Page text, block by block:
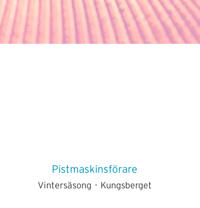
Pistmaskinsförare
Vintersäsong · Kungsberget